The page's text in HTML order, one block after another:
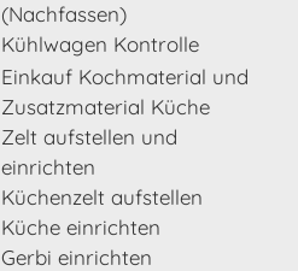
(Nachfassen)
Kühlwagen Kontrolle
Einkauf Kochmaterial und
Zusatzmaterial Küche
Zelt aufstellen und
einrichten
Küchenzelt aufstellen
Küche einrichten
Gerbi einrichten